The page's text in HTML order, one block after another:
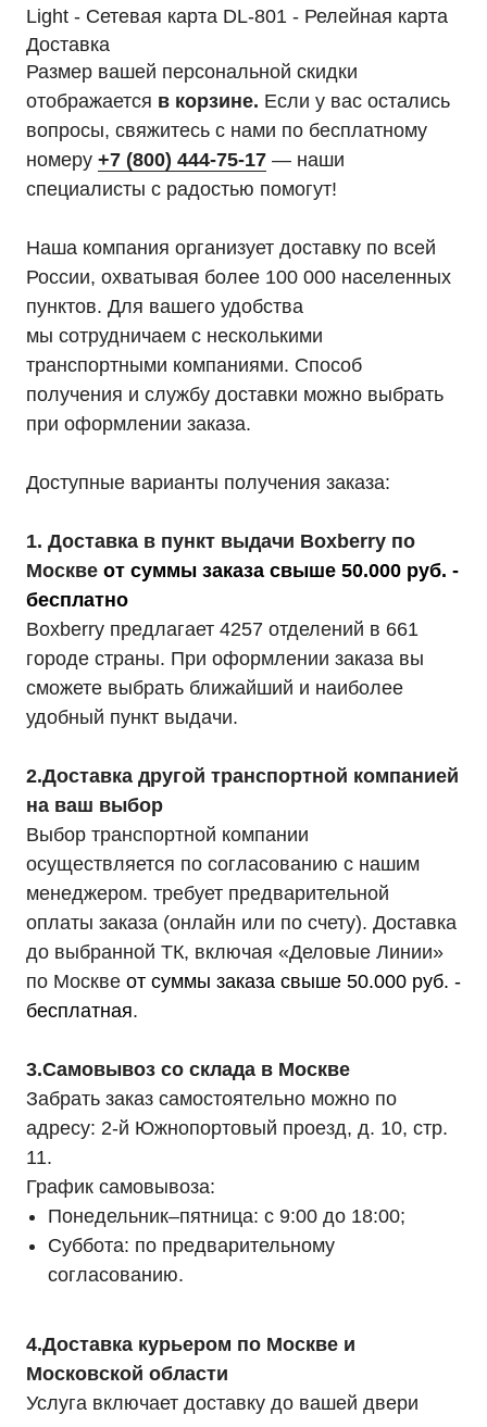
Light - Сетевая карта DL-801 - Релейная карта
Доставка
Размер вашей персональной скидки
отображается в корзине. Если у вас остались
вопросы, свяжитесь с нами по бесплатному
номеру +7 (800) 444-75-17 — наши
специалисты с радостью помогут!
Наша компания организует доставку по всей
России, охватывая более 100 000 населенных
пунктов. Для вашего удобства
мы сотрудничаем с несколькими
транспортными компаниями. Способ
получения и службу доставки можно выбрать
при оформлении заказа.
Доступные варианты получения заказа:
1. Доставка в пункт выдачи Boxberry по
Москве от суммы заказа свыше 50.000 руб. -
бесплатно
Boxberry предлагает 4257 отделений в 661
городе страны. При оформлении заказа вы
сможете выбрать ближайший и наиболее
удобный пункт выдачи.
2.Доставка другой транспортной компанией
на ваш выбор
Выбор транспортной компании
осуществляется по согласованию с нашим
менеджером. требует предварительной
оплаты заказа (онлайн или по счету). Доставка
до выбранной ТК, включая «Деловые Линии»
по Москве от суммы заказа свыше 50.000 руб. -
бесплатная.
3.Самовывоз со склада в Москве
Забрать заказ самостоятельно можно по
адресу: 2-й Южнопортовый проезд, д. 10, стр.
11.
График самовывоза:
Понедельник–пятница: с 9:00 до 18:00;
Суббота: по предварительному
согласованию.
4.Доставка курьером по Москве и
Московской области
Услуга включает доставку до вашей двери